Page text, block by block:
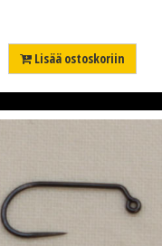
Lisää ostoskoriin